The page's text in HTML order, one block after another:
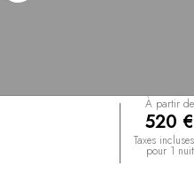
À partir de
520 €
Taxes incluses
pour 1 nuit